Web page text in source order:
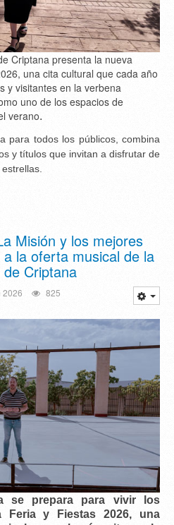
Criptana presenta la nueva
una cita cultural que cada año
y visitantes en la verbena
uno de los espacios de
verano.
para todos los públicos, combina
y títulos que invitan a disfrutar de
Misión y los mejores
la oferta musical de la
Criptana
2026 825
se prepara para vivir los
Feria y Fiestas 2026, una